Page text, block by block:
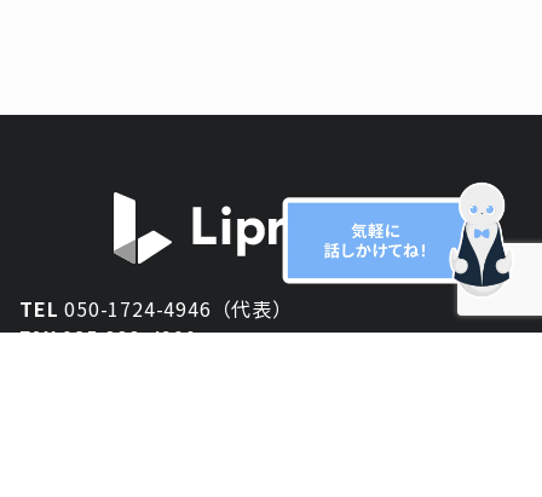
TEL050-1724-4946（代表）
FAX025-333-4900